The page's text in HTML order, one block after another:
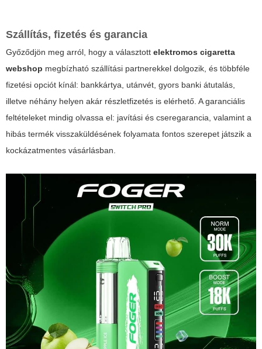
Szállítás, fizetés és garancia
Győződjön meg arról, hogy a választott elektromos cigaretta
webshop megbízható szállítási partnerekkel dolgozik, és többféle
fizetési opciót kínál: bankkártya, utánvét, gyors banki átutalás,
illetve néhány helyen akár részletfizetés is elérhető. A garanciális
feltételeket mindig olvassa el: javítási és cseregarancia, valamint a
hibás termék visszaküldésének folyamata fontos szerepet játszik a
kockázatmentes vásárlásban.